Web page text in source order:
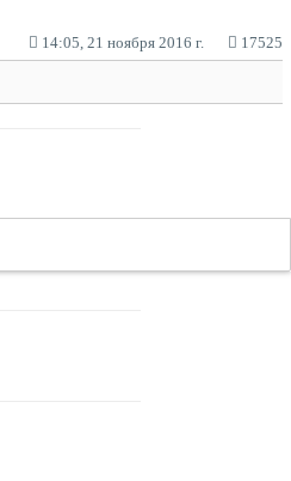
14:05, 21 ноября 2016 г. 17525